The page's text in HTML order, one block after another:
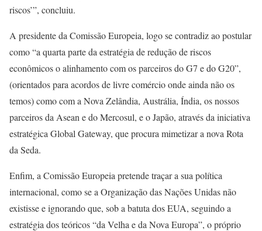
riscos’”, concluiu.
A presidente da Comissão Europeia, logo se contradiz ao postular
como “a quarta parte da estratégia de redução de riscos
econômicos o alinhamento com os parceiros do G7 e do G20”,
(orientados para acordos de livre comércio onde ainda não os
temos) como com a Nova Zelândia, Austrália, Índia, os nossos
parceiros da Asean e do Mercosul, e o Japão, através da iniciativa
estratégica Global Gateway, que procura mimetizar a nova Rota
da Seda.
Enfim, a Comissão Europeia pretende traçar a sua política
internacional, como se a Organização das Nações Unidas não
existisse e ignorando que, sob a batuta dos EUA, seguindo a
estratégia dos teóricos “da Velha e da Nova Europa”, o próprio